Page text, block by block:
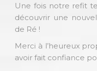
Une fois notre refit
découvrir une
de Ré !
Merci à l’heureux
avoir fait confiance